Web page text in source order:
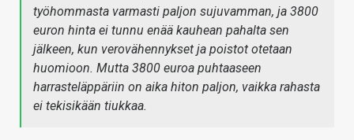
työhommasta varmasti paljon sujuvamman, ja 3800
euron hinta ei tunnu enää kauhean pahalta sen
jälkeen, kun verovähennykset ja poistot otetaan
huomioon. Mutta 3800 euroa puhtaaseen
harrasteläppäriin on aika hiton paljon, vaikka rahasta
ei tekisikään tiukkaa.